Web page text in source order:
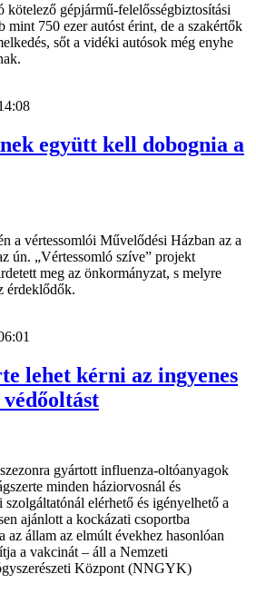
kötelező gépjármű-felelősségbiztosítási
750 ezer autóst érint, de a szakértők
sőt a vidéki autósok még enyhe
együtt kell dobognia a
a vértessomlói Művelődési Házban az a
ún. „Vértessomló szíve” projekt
meg az önkormányzat, s melyre
érdeklődők.
lehet kérni az ingyenes
gyártott influenza-oltóanyagok
minden háziorvosnál és
elérhető és igényelhető a
ajánlott a kockázati csoportba
az állam az elmúlt évekhez hasonlóan
a vakcinát – áll a Nemzeti
Központ (NNGYK)